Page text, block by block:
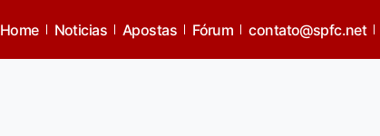
Home Noticias Apostas Fórum contato@spfc.net